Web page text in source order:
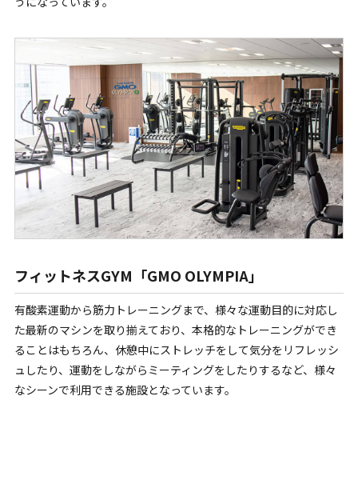
フィットネスGYM「GMO OLYMPIA」
有酸素運動から筋力トレーニングまで、様々な運動目的に対応し
た最新のマシンを取り揃えており、本格的なトレーニングができ
ることはもちろん、休憩中にストレッチをして気分をリフレッシ
ュしたり、運動をしながらミーティングをしたりするなど、様々
なシーンで利用できる施設となっています。